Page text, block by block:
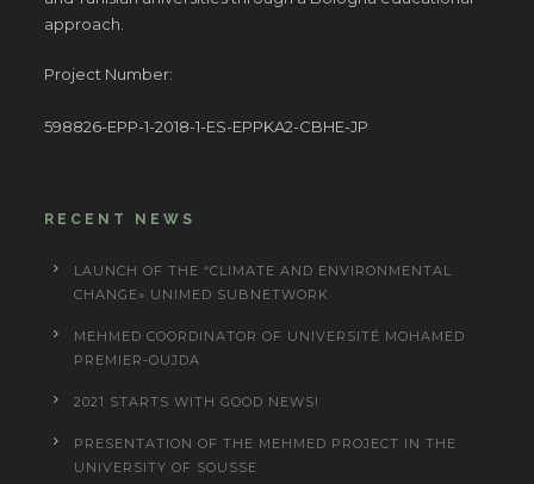
approach.
Project Number:
598826-EPP-1-2018-1-ES-EPPKA2-CBHE-JP
RECENT NEWS
LAUNCH OF THE “CLIMATE AND ENVIRONMENTAL
CHANGE» UNIMED SUBNETWORK
MEHMED COORDINATOR OF UNIVERSITÉ MOHAMED
PREMIER-OUJDA
2021 STARTS WITH GOOD NEWS!
PRESENTATION OF THE MEHMED PROJECT IN THE
UNIVERSITY OF SOUSSE